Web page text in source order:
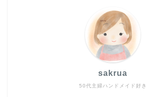
50代主婦ハンドメイド好き
sakrua